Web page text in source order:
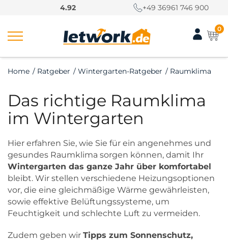
4.92 +49 36961 746 900
0
Home / Ratgeber / Wintergarten-Ratgeber / Raumklima
Das richtige Raumklima
im Wintergarten
Hier erfahren Sie, wie Sie für ein angenehmes und
gesundes Raumklima sorgen können, damit Ihr
Wintergarten das ganze Jahr über komfortabel
bleibt. Wir stellen verschiedene Heizungsoptionen
vor, die eine gleichmäßige Wärme gewährleisten,
sowie effektive Belüftungssysteme, um
Feuchtigkeit und schlechte Luft zu vermeiden.
Zudem geben wir Tipps zum Sonnenschutz,